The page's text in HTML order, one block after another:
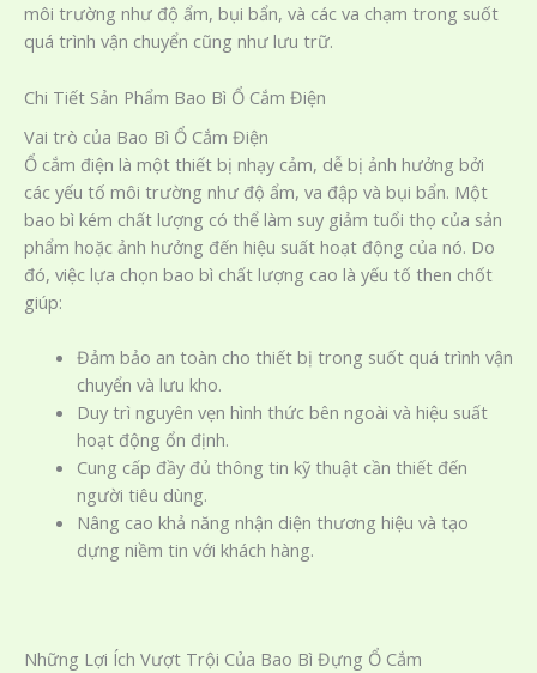
môi trường như độ ẩm, bụi bẩn, và các va chạm trong suốt
quá trình vận chuyển cũng như lưu trữ.
Chi Tiết Sản Phẩm Bao Bì Ổ Cắm Điện
Vai trò của Bao Bì Ổ Cắm Điện
Ổ cắm điện là một thiết bị nhạy cảm, dễ bị ảnh hưởng bởi
các yếu tố môi trường như độ ẩm, va đập và bụi bẩn. Một
bao bì kém chất lượng có thể làm suy giảm tuổi thọ của sản
phẩm hoặc ảnh hưởng đến hiệu suất hoạt động của nó. Do
đó, việc lựa chọn bao bì chất lượng cao là yếu tố then chốt
giúp:
Đảm bảo an toàn cho thiết bị trong suốt quá trình vận
chuyển và lưu kho.
Duy trì nguyên vẹn hình thức bên ngoài và hiệu suất
hoạt động ổn định.
Cung cấp đầy đủ thông tin kỹ thuật cần thiết đến
người tiêu dùng.
Nâng cao khả năng nhận diện thương hiệu và tạo
dựng niềm tin với khách hàng.
Những Lợi Ích Vượt Trội Của Bao Bì Đựng Ổ Cắm